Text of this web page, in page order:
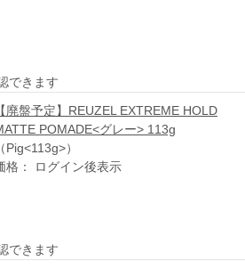
できます
【廃盤予定】REUZEL EXTREME HOLD
POMADE<グレー> 113g
（Pig<113g>）
格： ログイン後表示
できます